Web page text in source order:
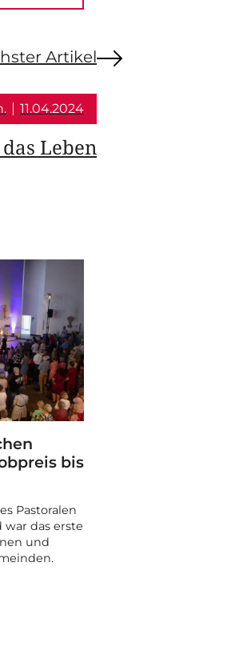
Artikel
11.04.2024
Leben
bis
Pastoralen
das erste
und